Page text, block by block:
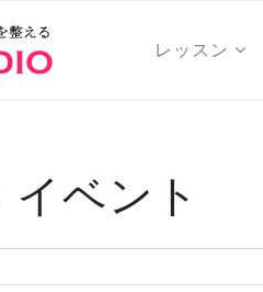
レッスン
イベント